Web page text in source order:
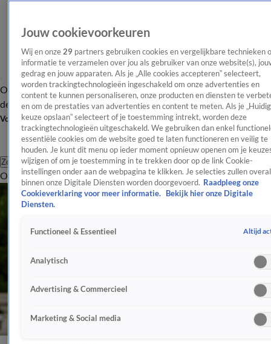
OverzichtAfleveringen Entertainment TV Algemeen
Tip
de redactieNieuwsbrief
Volg Shownieuws
Zoeken
OverzichtEntertainmentSpraakmakendRealityCrimeVideo's
Jouw cookievoorkeuren
Wij en onze 29 partners gebruiken cookies en vergelijkbare technieken
informatie te verzamelen over jou als gebruiker van onze website(s),
gedrag en jouw apparaten. Als je „Alle cookies accepteren” selecteert,
worden trackingtechnologieën ingeschakeld om onze advertenties en
content te kunnen personaliseren, onze producten en diensten te
en om de prestaties van advertenties en content te meten. Als je
keuze opslaan” selecteert of je toestemming intrekt, worden deze
trackingtechnologieën uitgeschakeld. We gebruiken dan enkel
essentiële cookies om de website goed te laten functioneren en veilig te
houden. Je kunt dit menu op ieder moment opnieuw openen om je
wijzigen of om je toestemming in te trekken door op de link Cookie-
instellingen onder aan de webpagina te klikken. Je selecties zullen overal
binnen onze Digitale Diensten worden doorgevoerd. Raadpleeg onze
Cookieverklaring voor meer informatie.
Bekijk hier onze Digitale
Diensten.
Functioneel & Essentieel Altijd
Analytisch
Advertising & Commercieel
Marketing & Social media